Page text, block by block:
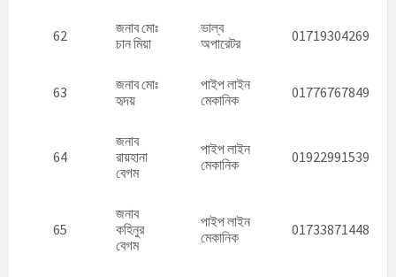
62
জনাব মোঃ
চান মিয়া
ভাল্ব
অপারেটর
01719304269
63
জনাব মোঃ
হৃদয়
পাইপ লাইন
মেকানিক
01776767849
64
জনাব
রায়হানা
বেগম
পাইপ লাইন
মেকানিক
01922991539
65
জনাব
কহিনুর
বেগম
পাইপ লাইন
মেকানিক
01733871448